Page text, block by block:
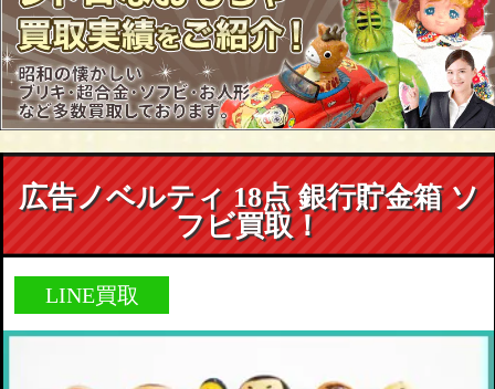
広告ノベルティ 18点 銀行貯金箱 ソ
フビ買取！
LINE買取